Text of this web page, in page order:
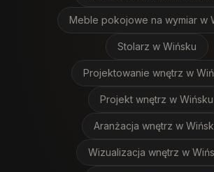
Meble pokojowe na wymiar w
Stolarz w Wińsku
Projektowanie wnętrz w
Projekt wnętrz w Wińsku
Aranżacja wnętrz w
Wizualizacja wnętrz w